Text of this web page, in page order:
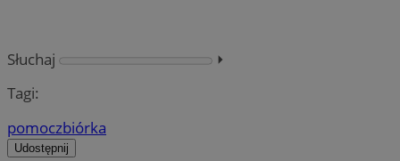
Słuchaj
⏵︎
Tagi:
pomoczbiórka
Udostępnij